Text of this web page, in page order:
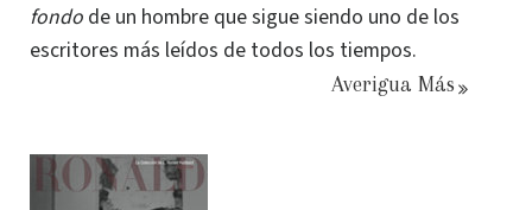
fondo de un hombre que sigue siendo uno de los
escritores más leídos de todos los tiempos.
Averigua Más